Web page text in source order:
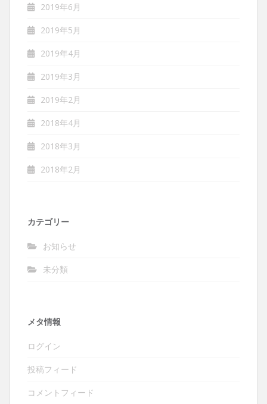
2019年6月
2019年5月
2019年4月
2019年3月
2019年2月
2018年4月
2018年3月
2018年2月
カテゴリー
お知らせ
未分類
メタ情報
ログイン
投稿フィード
コメントフィード